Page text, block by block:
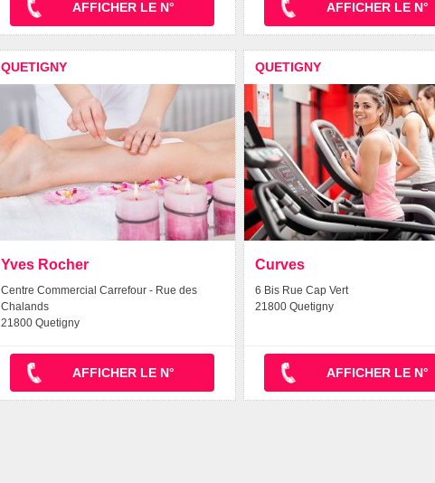
AFFICHER LE N° AFFICHER LE N°
QUETIGNY
Yves Rocher
Centre Commercial Carrefour - Rue des
Chalands
21800 Quetigny
AFFICHER LE N°
QUETIGNY
Curves
6 Bis Rue Cap Vert
21800 Quetigny
AFFICHER LE N°